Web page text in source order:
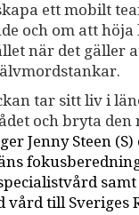
ett mobilt
och om att
när det gäller
tar sitt liv i
och bryta den
Jenny Steen
samt
vård till Sveriges